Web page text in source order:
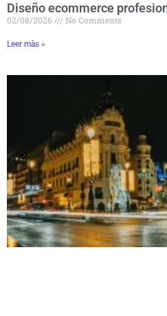
Diseño ecommerce
02/08/2026 No Comments
Leer màs »